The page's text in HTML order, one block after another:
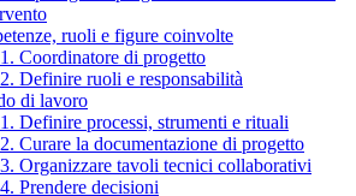
ruoli e figure coinvolte
Coordinatore di progetto
Definire ruoli e responsabilità
di lavoro
Definire processi, strumenti e rituali
Curare la documentazione di progetto
Organizzare tavoli tecnici collaborativi
Prendere decisioni